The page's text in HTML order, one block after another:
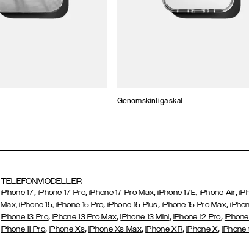
Genomskinliga skal
TELEFONMODELLER
iPhone 17, iPhone 17 Pro,iPhone 17 Pro Max,iPhone 17E, iPhone Air,
Max, iPhone 15, iPhone 15 Pro, iPhone 15 Plus, iPhone 15 Pro Max,
iPhone 13 Pro,iPhone 13 Pro Max,iPhone 13 Mini, iPhone 12 Pro, iPhone
iPhone 11 Pro,iPhone Xs,iPhone Xs Max,iPhone XR,iPhone X,